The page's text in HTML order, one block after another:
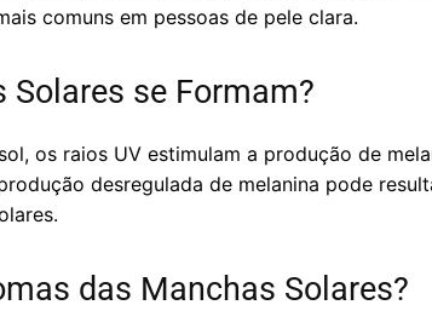
comuns em pessoas de pele clara.
se Formam?
os raios UV estimulam a produção de
desregulada de melanina pode
das Manchas Solares?